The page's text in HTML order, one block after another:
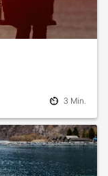
3 Min.